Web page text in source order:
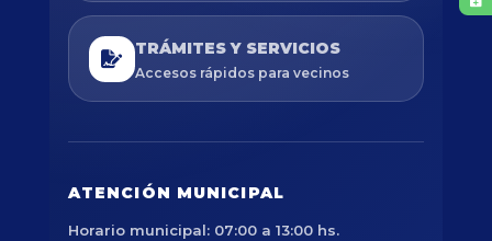
TRÁMITES Y SERVICIOS
Accesos rápidos para vecinos
ATENCIÓN MUNICIPAL
Horario municipal: 07:00 a 13:00 hs.